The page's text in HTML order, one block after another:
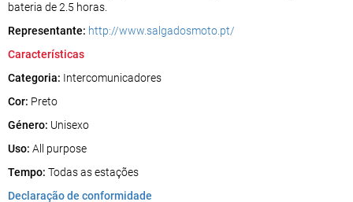
bateria de 2.5 horas.
Representante: http://www.salgadosmoto.pt/
Características
Categoria: Intercomunicadores
Cor: Preto
Género: Unisexo
Uso: All purpose
Tempo: Todas as estações
Declaração de conformidade